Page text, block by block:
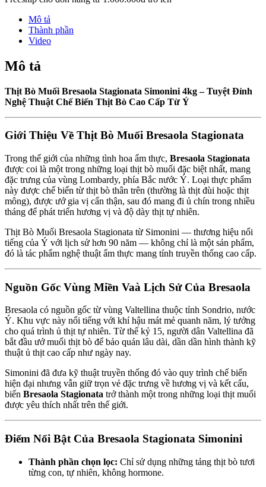
Mô tả
Thành phần
Video
Mô tả
Thịt Bò Muối Bresaola Stagionata Simonini 4kg – Tuyệt Đỉnh
Nghệ Thuật Chế Biến Thịt Bò Cao Cấp Từ Ý
Giới Thiệu Về Thịt Bò Muối Bresaola Stagionata
Trong thế giới của những tình hoa ẩm thực, Bresaola Stagionata
được coi là một trong những loại thịt bò muối đặc biệt nhất, mang
đặc trưng của vùng Lombardy, phía Bắc nước Ý. Loại thực phẩm
này được chế biến từ thịt bò thân trên (thường là thịt đùi hoặc thịt
mông), được ướ gia vị cẩn thận, sau đó mang đi ủ chín trong nhiều
tháng để phát triển hương vị và độ dày thịt tự nhiên.
Thịt Bò Muối Bresaola Stagionata từ Simonini — thương hiệu nổi
tiếng của Ý với lịch sử hơn 90 năm — không chỉ là một sản phẩm,
đó là tác phẩm nghệ thuật ẩm thực mang tính truyền thống cao cấp.
Nguồn Gốc Vùng Miền Vaà Lịch Sử Của Bresaola
Bresaola có nguồn gốc từ vùng Valtellina thuộc tỉnh Sondrio, nước
Ý. Khu vực này nổi tiếng với khí hậu mát mẻ quanh năm, lý tưởng
cho quá trình ủ thịt tự nhiên. Từ thế kỷ 15, người dân Valtellina đã
bắt đầu ướ muối thịt bò để bảo quán lâu dài, dần dần hình thành kỹ
thuật ủ thịt cao cấp như ngày nay.
Simonini đã đưa kỹ thuật truyền thống đó vào quy trình chế biến
hiện đại nhưng vẫn giữ trọn vẻ đặc trưng về hương vị và kết cấu,
biến Bresaola Stagionata trở thành một trong những loại thịt muối
được yêu thích nhất trên thế giới.
Điểm Nổi Bật Của Bresaola Stagionata Simonini
Thành phần chọn lọc: Chỉ sử dụng những tảng thịt bò tươi
từng con, tự nhiên, không hormone.